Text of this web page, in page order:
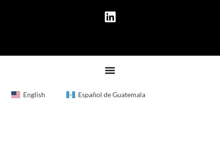
English Español de Guatemala